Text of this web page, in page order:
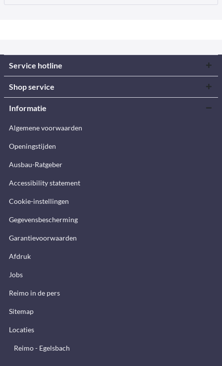
Service hotline
Shop service
Informatie
Algemene voorwaarden
Openingstijden
Ausbau-Ratgeber
Accessibility statement
Cookie-instellingen
Gegevensbescherming
Garantievoorwaarden
Afdruk
Jobs
Reimo in de pers
Sitemap
Locaties
Reimo - Egelsbach